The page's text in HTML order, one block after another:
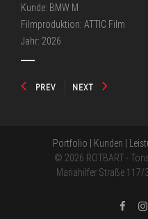
Kunde: BMW M
Filmproduktion: ATTIC Film
Jahr: 2026
PREV NEXT
Portfolio | Kunden |
© 2026 ROTBART -
Mariahilfer Straße 117/